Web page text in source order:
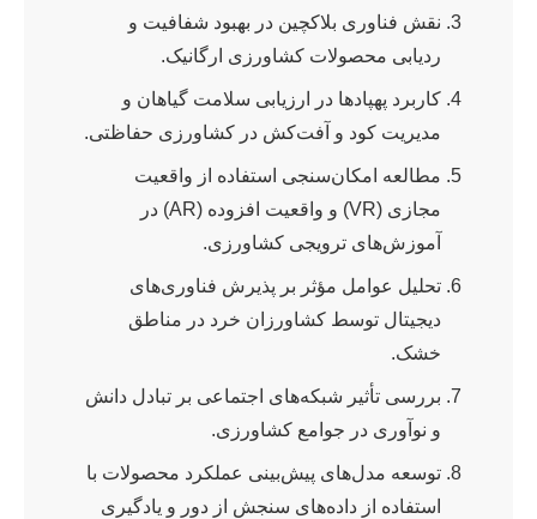
نقش فناوری بلاکچین در بهبود شفافیت و
ردیابی محصولات کشاورزی ارگانیک.
کاربرد پهپادها در ارزیابی سلامت گیاهان و
مدیریت کود و آفت‌کش در کشاورزی حفاظتی.
مطالعه امکان‌سنجی استفاده از واقعیت
مجازی (VR) و واقعیت افزوده (AR) در
آموزش‌های ترویجی کشاورزی.
تحلیل عوامل مؤثر بر پذیرش فناوری‌های
دیجیتال توسط کشاورزان خرد در مناطق
خشک.
بررسی تأثیر شبکه‌های اجتماعی بر تبادل دانش
و نوآوری در جوامع کشاورزی.
توسعه مدل‌های پیش‌بینی عملکرد محصولات با
استفاده از داده‌های سنجش از دور و یادگیری